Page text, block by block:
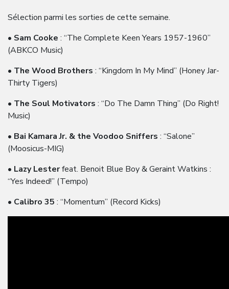
Sélection parmi les sorties de cette semaine.
• Sam Cooke : “The Complete Keen Years 1957-1960”
(ABKCO Music)
• The Wood Brothers : “Kingdom In My Mind” (Honey Jar-
Thirty Tigers)
• The Soul Motivators : “Do The Damn Thing” (Do Right!
Music)
• Bai Kamara Jr. & the Voodoo Sniffers : “Salone”
(Moosicus-MIG)
• Lazy Lesterfeat. Benoit Blue Boy & Geraint Watkins :
“Yes Indeed!” (Tempo)
• Calibro 35 : “Momentum” (Record Kicks)